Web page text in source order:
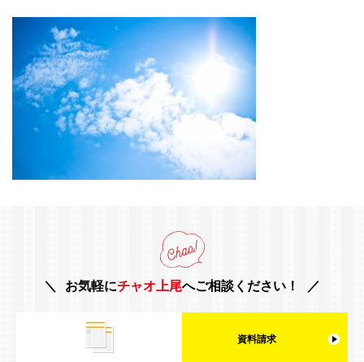
お気軽にチャオ上尾へご相談ください！
資料請求